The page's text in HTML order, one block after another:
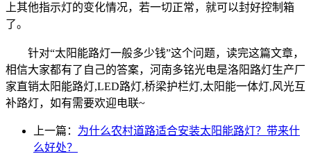
上其他指示灯的变化情况，若一切正常，就可以封好控制箱
了。
针对“太阳能路灯一般多少钱”这个问题，读完这篇文章，
相信大家都有了自己的答案，河南多铭光电是洛阳路灯生产厂
家直销太阳能路灯,LED路灯,桥梁护栏灯,太阳能一体灯,风光互
补路灯，如有需要欢迎电联~
上一篇： 为什么农村道路适合安装太阳能路灯？带来什
么好处？